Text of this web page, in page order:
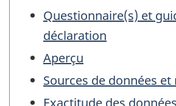
Questionnaire(s) et
déclaration
Aperçu
Sources de données
Exactitude des données